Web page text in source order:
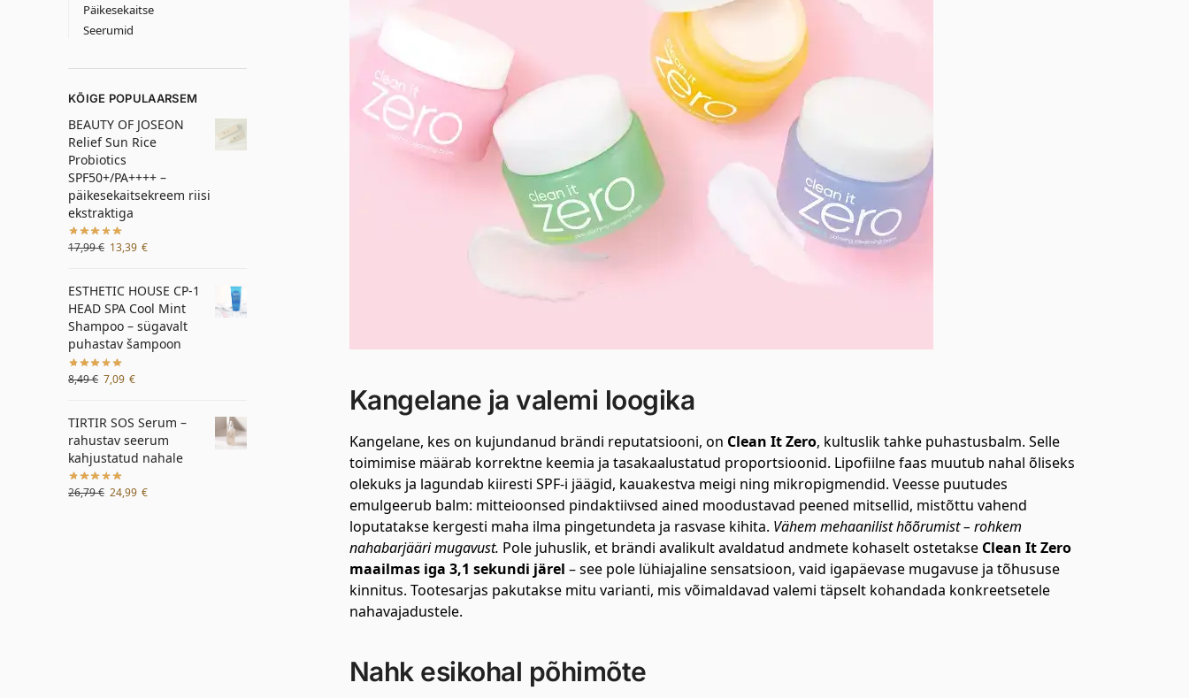
Kangelane ja valemi loogika
Kangelane, kes on kujundanud brändi reputatsiooni, on Clean It Zero, kultuslik tahke puhastusbalm. Selle
toimimise määrab korrektne keemia ja tasakaalustatud proportsioonid. Lipofiilne faas muutub nahal õliseks
olekuks ja lagundab kiiresti SPF-i jäägid, kauakestva meigi ning mikropigmendid. Veesse puutudes
emulgeerub balm: mitteioonsed pindaktiivsed ained moodustavad peened mitsellid, mistõttu vahend
loputatakse kergesti maha ilma pingetundeta ja rasvase kihita. Vähem mehaanilist hõõrumist – rohkem
nahabarjääri mugavust. Pole juhuslik, et brändi avalikult avaldatud andmete kohaselt ostetakse Clean It Zero
maailmas iga 3,1 sekundi järel – see pole lühiajaline sensatsioon, vaid igapäevase mugavuse ja tõhususe
kinnitus. Tootesarjas pakutakse mitu varianti, mis võimaldavad valemi täpselt kohandada konkreetsetele
nahavajadustele.
Nahk esikohal põhimõte
Päikesekaitse
Seerumid
KÕIGE POPULAARSEM
BEAUTY OF JOSEON
Relief Sun Rice
Probiotics
SPF50+/PA++++ –
päikesekaitsekreem riisi
ekstraktiga
17,99€ 13,39 €
ESTHETIC HOUSE CP-1
HEAD SPA Cool Mint
Shampoo – sügavalt
puhastav šampoon
8,49€ 7,09 €
TIRTIR SOS Serum –
rahustav seerum
kahjustatud nahale
26,79€ 24,99 €